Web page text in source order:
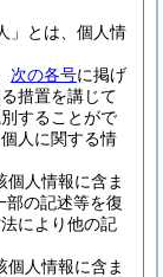
」とは、個人情
次の各号に掲げ
措置を講じて
することがで
人に関する情
人情報に含ま
部の記述等を復
により他の記
人情報に含ま